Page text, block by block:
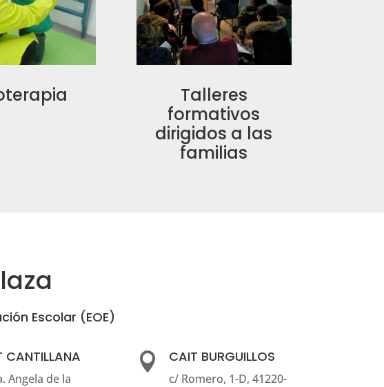
Talleres
formativos
dirigidos a las
familias
Escolar (EOE)
CANTILLANA
Angela de la
 CAIT BURGUILLOS
c/ Romero, 1-D, 41220-